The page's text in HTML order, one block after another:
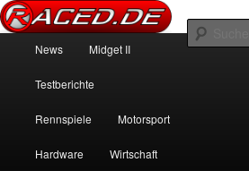
Raced.de
News über Rennspiele und der echten
Zum Inhalt wechseln
Zum sekundären Inhalt wechseln
News Midget II
Testberichte
Rennspiele Motorsport
Hardware Wirtschaft